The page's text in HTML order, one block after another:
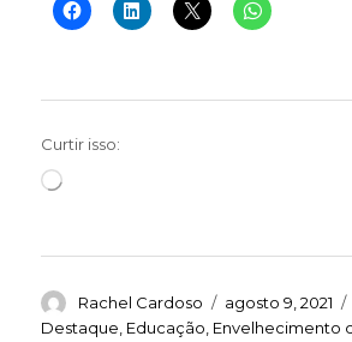
Curtir isso:
Carregando...
Autor
Rachel Cardoso
Publicado
em
agosto 9, 2021
Destaque, Educação, Envelhecimento